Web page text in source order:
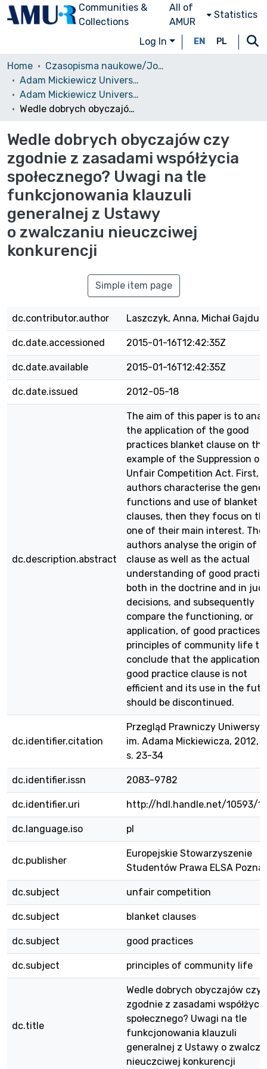
Communities &
Collections
All of
AMUR
Statistics
Log In EN PL
Home
Czasopisma naukowe/Journals
Adam Mickiewicz University Law Review
Adam Mickiewicz University Law Review, vol. 1, 2012
Wedle dobrych obyczajów czy zgodnie z zasadami współżycia społecznego? Uwagi na tle funkcjonowania klauzuli generalnej z Ustawy o zwalczaniu nieuczciwej konkurencji
Wedle dobrych obyczajów czy
zgodnie z zasadami współżycia
społecznego? Uwagi na tle
funkcjonowania klauzuli
generalnej z Ustawy
o zwalczaniu nieuczciwej
konkurencji
Simple item page
dc.contributor.author Laszczyk, Anna, Michał Gajdus
dc.date.accessioned 2015-01-16T12:42:35Z
dc.date.available 2015-01-16T12:42:35Z
dc.date.issued 2012-05-18
dc.description.abstract
The aim of this paper is to
the application of the good
practices blanket clause on the
example of the Suppression of
Unfair Competition Act. First,
authors characterise the
functions and use of blanket
clauses, then they focus on
one of their main interest. The
authors analyse the origin of
clause as well as the actual
understanding of good
both in the doctrine and in
decisions, and subsequently
compare the functioning, or
application, of good practices
principles of community life to
conclude that the application
good practice clause is not
efficient and its use in the
should be discontinued.
dc.identifier.citation
Przegląd Prawniczy
im. Adama Mickiewicza, 2012,
s. 23-34
dc.identifier.issn 2083-9782
dc.identifier.uri http://hdl.handle.net/10593/
dc.language.iso pl
dc.publisher
Europejskie Stowarzyszenie
Studentów Prawa ELSA
dc.subject unfair competition
dc.subject blanket clauses
dc.subject good practices
dc.subject principles of community life
dc.title
Wedle dobrych obyczajów czy
zgodnie z zasadami współżycia
społecznego? Uwagi na tle
funkcjonowania klauzuli
generalnej z Ustawy o
nieuczciwej konkurencji